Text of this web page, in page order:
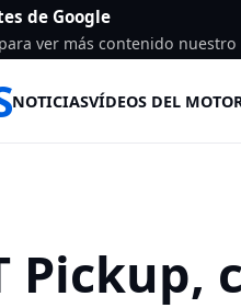
de Google
ver más contenido nuestro
NOTICIASVÍDEOS DEL
Pickup,